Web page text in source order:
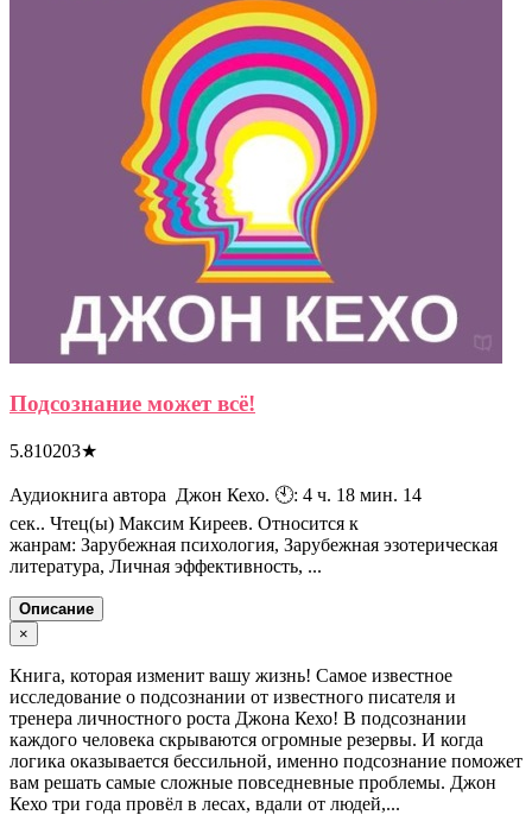
Подсознание может всё!
5.810203★
Аудиокнига автора Джон Кехо. 🕙: 4 ч. 18 мин. 14
сек.. Чтец(ы) Максим Киреев. Относится к
жанрам: Зарубежная психология, Зарубежная эзотерическая
литература, Личная эффективность, ...
Описание
×
Книга, которая изменит вашу жизнь! Самое известное
исследование о подсознании от известного писателя и
тренера личностного роста Джона Кехо! В подсознании
каждого человека скрываются огромные резервы. И когда
логика оказывается бессильной, именно подсознание поможет
вам решать самые сложные повседневные проблемы. Джон
Кехо три года провёл в лесах, вдали от людей,...